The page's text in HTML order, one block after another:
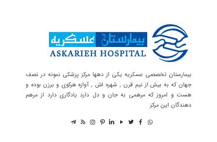
بیمارستان تخصصی عسکریه یکی از دهها مرکز پزشکی نمونه در نصف
جهان که به بیش از نیم قرن , شهره اش , آوازه هرکوی و برزن بوده و
هست و امروز که مرهمی به جان و دل دارد یادگاری دارد از مرهم
دهندگان این مرکز.